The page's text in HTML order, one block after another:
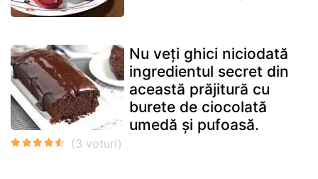
Nu veți ghici niciodată
ingredientul secret din
această prăjitură cu
burete de ciocolată
umedă și pufoasă.